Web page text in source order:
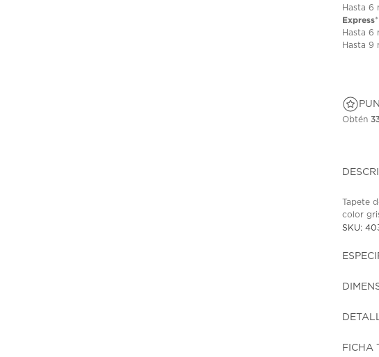
Hasta6
Express*
Hasta6
Hasta9
Obtén
Tapete
color
SKU:
FICHA